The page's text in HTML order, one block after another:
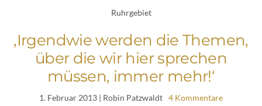
Ruhrgebiet
‚Irgendwie werden die Themen,
über die wir hier sprechen
müssen, immer mehr!‘
1. Februar 2013 | Robin Patzwaldt 4 Kommentare